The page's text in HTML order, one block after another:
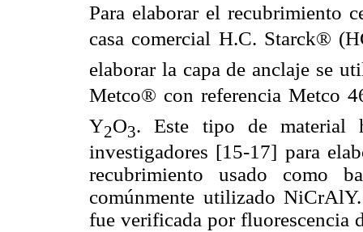
Para elaborar el recubrimiento
casa comercial H.C. Starck®
elaborar la capa de anclaje se
Metco® con referencia Metco
Y2O3. Este tipo de material
investigadores [15-17] para
recubrimiento usado como
comúnmente utilizado
fue verificada por fluorescencia